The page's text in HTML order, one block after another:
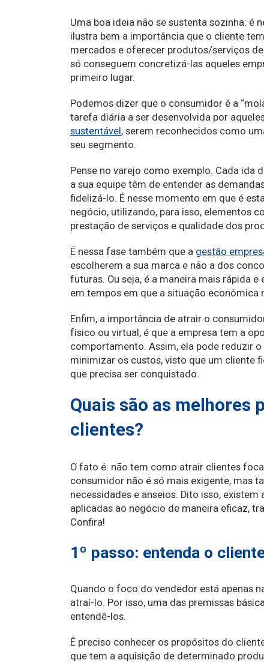
Uma boa ideia não se sustenta sozinha: é
ilustra bem a importância que o cliente
mercados e oferecer produtos/serviços
só conseguem concretizá-las aqueles
primeiro lugar.
Podemos dizer que o consumidor é a
tarefa diária a ser desenvolvida por
sustentável, serem reconhecidos como
seu segmento.
Pense no varejo como exemplo. Cada ida
a sua equipe têm de entender as
fidelizá-lo. É nesse momento em que é
negócio, utilizando, para isso, elementos
prestação de serviços e qualidade dos
É nessa fase também que a gestão
escolherem a sua marca e não a dos
futuras. Ou seja, é a maneira mais rápida
em tempos em que a situação econômica
Enfim, a importância de atrair o
físico ou virtual, é que a empresa tem a
comportamento. Assim, ela pode reduzir
minimizar os custos, visto que um cliente
que precisa ser conquistado.
Quais são as melhores
clientes?
O fato é: não tem como atrair clientes
consumidor não é só mais exigente, mas
necessidades e anseios. Dito isso,
aplicadas ao negócio de maneira eficaz,
Confira!
1º passo: entenda o
Quando o foco do vendedor está apenas
atraí-lo. Por isso, uma das premissas
entendê-los.
É preciso conhecer os propósitos do
que tem a aquisição de determinado